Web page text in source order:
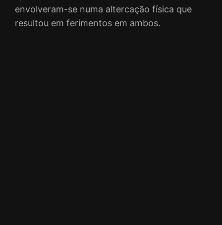
envolveram-se numa altercação física que
resultou em ferimentos em ambos.